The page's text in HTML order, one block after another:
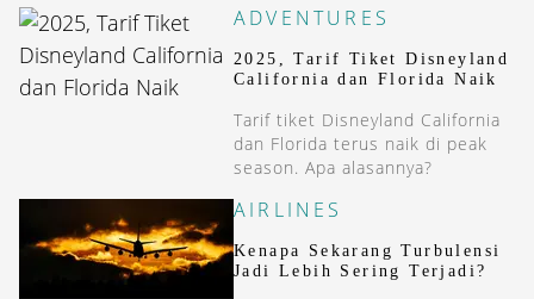
untuk berbagi keseruan spesial
saat perayaan 20 tahun
anniversary mereka.
ADVENTURES
2025, Tarif Tiket Disneyland
California dan Florida Naik
Tarif tiket Disneyland California
dan Florida terus naik di peak
season. Apa alasannya?
AIRLINES
Kenapa Sekarang Turbulensi
Jadi Lebih Sering Terjadi?